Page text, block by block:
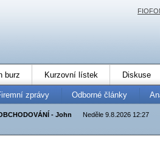
burz Kurzovní lístek Diskuse
zprávy Odborné články
Neděle 9.8.2026 12:27
- John